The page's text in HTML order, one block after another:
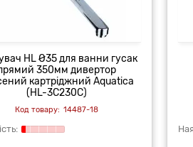
HL Ø35 для ванни гусак
350мм дивертор
картріджний Aquatica
(HL-3C230C)
14487-18